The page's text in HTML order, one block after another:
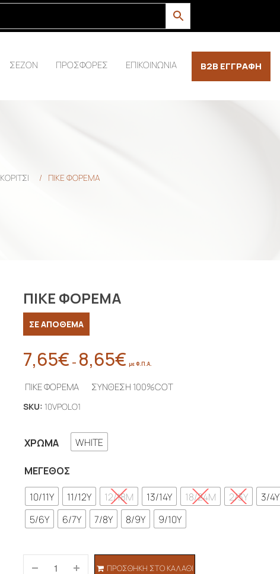
ΣΕΖΟΝ ΠΡΟΣΦΟΡΕΣ ΕΠΙΚΟΙΝΩΝΙΑ B2B ΕΓΓΡΑΦΉ
ΚΟΡΙΤΣΙ / ΠΙΚΕ ΦΟΡΕΜΑ
ΠΙΚΕ ΦΟΡΕΜΑ
ΣΕ ΑΠΟΘΕΜΑ
7,65€ – 8,65€
7,65€
με Φ.Π.Α.
ΠΙΚΕ ΦΟΡΕΜΑ ΣΥΝΘΕΣΗ 100%COT
SKU: 10VPOLO1
ΧΡΏΜΑ WHITE
ΜΈΓΕΘΟΣ
10/11Y
11/12Y 12/18M 13/14Y 18/24M 2/3Y 3/4Y
5/6Y
6/7Y 7/8Y 8/9Y 9/10Y
ΠΡΟΣΘΉΚΗ ΣΤΟ ΚΑΛΆΘΙ